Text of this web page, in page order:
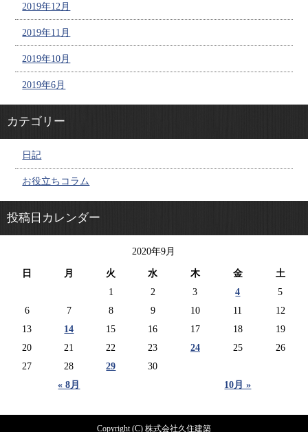
2019年12月
2019年11月
2019年10月
2019年6月
カテゴリー
日記
お役立ちコラム
投稿日カレンダー
2020年9月
日 月 火 水 木 金 土
« 8月 10月 »
1 2 3 4
5
6
7 8 9 10 11
12
13
14 15 16 17 18
19
20
21 22 23 24 25
26
27
28 29 30
Copyright (C) 株式会社久住建築